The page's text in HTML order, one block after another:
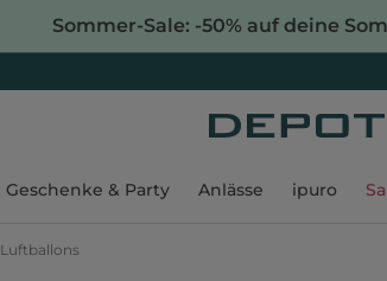
Sommer-Sale: -50% auf deine
Geschenke & Party Anlässe ipuro
Luftballons